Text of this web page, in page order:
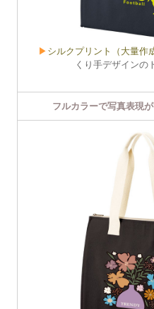
▶ シルクプリント（大量作
くり手デザインの
フルカラーで写真表現